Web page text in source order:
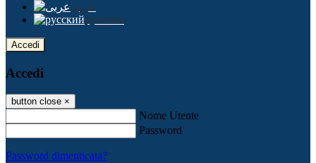
عربى
русский
Accedi
Accedi
button close ×
Nome Utente
Password
Password dimenticata?